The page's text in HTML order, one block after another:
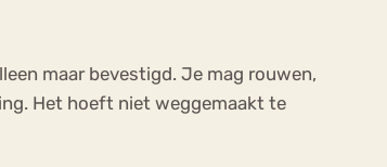
maar bevestigd. Je mag rouwen,
Het hoeft niet weggemaakt te